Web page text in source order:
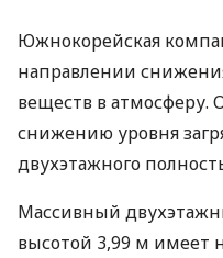
Южнокорейская
направлении
веществ в
снижению уровня
двухэтажного
Массивный
высотой 3,99 м имеет